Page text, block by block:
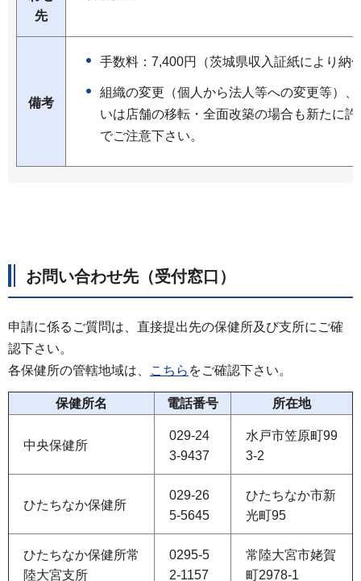
先
備考
手数料：7,400円（茨城県収入証紙により納
組織の変更（個人から法人等への変更等）
いは店舗の移転・全面改築の場合も新たに
でご注意下さい。
お問い合わせ先（受付窓口）
申請に係るご質問は、直接提出先の保健所及び支所にご確
認下さい。
各保健所の管轄地域は、
こちら をご確認下さい。
保健所名 電話番号 所在地
中央保健所
029-24
3-9437
水戸市笠原町99
3-2
ひたちなか保健所
029-26
5-5645
ひたちなか市新
光町95
ひたちなか保健所常
陸大宮支所
0295-5
2-1157
常陸大宮市姥賀
町2978-1